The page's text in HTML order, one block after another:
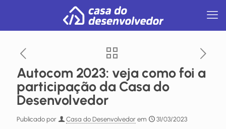
Autocom 2023: veja como foi a
participação da Casa do
Desenvolvedor
Publicado por Casa do Desenvolvedor em 31/03/2023